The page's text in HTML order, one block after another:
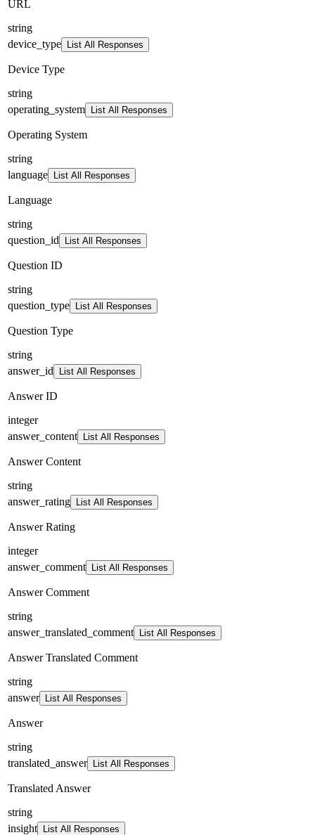
URL
string
device_type
List All Responses
Device Type
string
operating_system
List All Responses
Operating System
string
language
List All Responses
Language
string
question_id
List All Responses
Question ID
string
question_type
List All Responses
Question Type
string
answer_id
List All Responses
Answer ID
integer
answer_content
List All Responses
Answer Content
string
answer_rating
List All Responses
Answer Rating
integer
answer_comment
List All Responses
Answer Comment
string
answer_translated_comment
List All Responses
Answer Translated Comment
string
answer
List All Responses
Answer
string
translated_answer
List All Responses
Translated Answer
string
insight
List All Responses